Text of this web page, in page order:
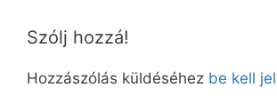
Szólj hozzá!
Hozzászólás küldéséhez be kell